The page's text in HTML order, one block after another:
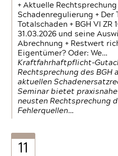
+ Aktuelle Rechtsprechung
Schadenregulierung + Der
Totalschaden + BGH VI
31.03.2026 und seine
Abrechnung + Restwert
Eigentümer? Oder: We…
Kraftfahrhaftpflicht-
Rechtsprechung des BGH
aktuellen
Seminar bietet
neusten Rechtsprechung
Fehlerquellen…
11